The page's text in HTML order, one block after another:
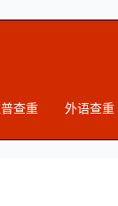
查重 外语查重